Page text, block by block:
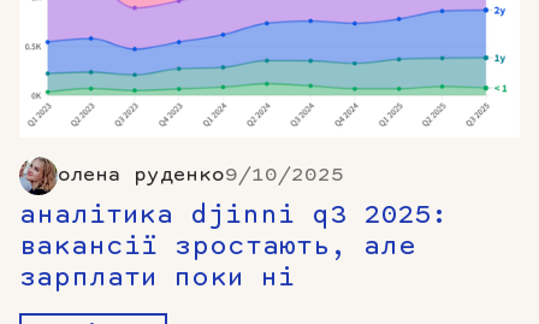
олена руденко9/10/2025
аналітика djinni q3 2025:
вакансії зростають, але
зарплати поки ні